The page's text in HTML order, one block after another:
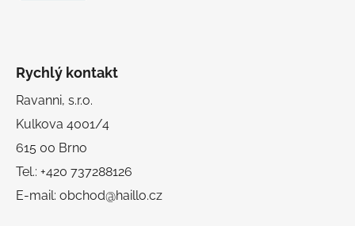
Rychlý kontakt
Ravanni, s.r.o.
Kulkova 4001/4
615 00 Brno
Tel.: +420 737288126
E-mail: obchod@haillo.cz